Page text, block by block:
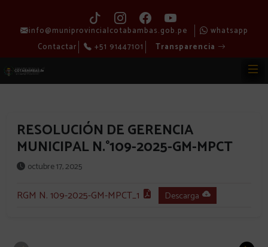
info@muniprovincialcotabambas.gob.pe
whatsapp
Contactar
+51 91447101 Transparencia
RESOLUCIÓN DE GERENCIA
MUNICIPAL N.°109-2025-GM-MPCT
octubre 17, 2025
RGM N. 109-2025-GM-MPCT_1 Descarga